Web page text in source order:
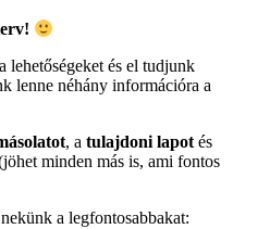
lehetőségeket és el tudjunk
lenne néhány információra a
, a tulajdoni lapot és
minden más is, ami fontos
a legfontosabbakat: